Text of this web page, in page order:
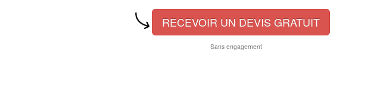
RECEVOIR UN DEVIS GRATUIT
Sans engagement